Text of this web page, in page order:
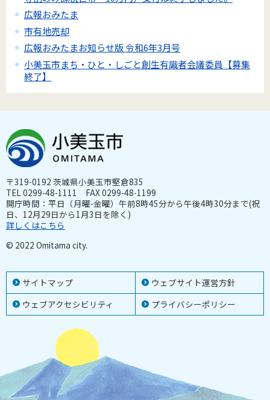
広報おみたま
市有地売却
広報おみたまお知らせ版 令和6年3月号
小美玉市まち・ひと・しごと創生有識者会議委員【募集
終了】
サイトマップ
ウェブサイト運営方針
ウェブアクセシビリティ
プライバシーポリシー
〒319-0192 茨城県小美玉市堅倉835
TEL 0299-48-1111 FAX 0299-48-1199
開庁時間：平日（月曜-金曜）午前8時45分から午後4時30分まで(祝
日、12月29日から1月3日を除く)
詳しくはこちら
© 2022 Omitama city.